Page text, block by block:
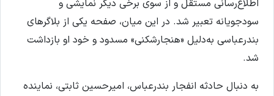
اطلاع‌رسانی مستقل و از سوی برخی دیگر نمایشی و
سودجویانه تعبیر شد. در این میان، صفحه یکی از بلاگرهای
بندرعباسی به‌دلیل «هنجارشکنی» مسدود و خود او بازداشت
شد.
به دنبال حادثه انفجار بندرعباس، امیرحسین ثابتی، نماینده